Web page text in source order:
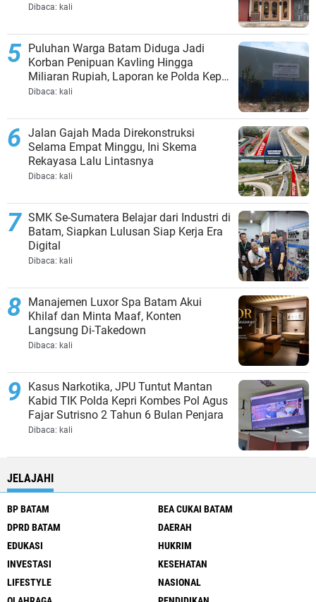
Dibaca: kali
Puluhan Warga Batam Diduga Jadi
Korban Penipuan Kavling Hingga
Miliaran Rupiah, Laporan ke Polda Kepri
Jalan di Tempat?
Dibaca: kali
Jalan Gajah Mada Direkonstruksi
Selama Empat Minggu, Ini Skema
Rekayasa Lalu Lintasnya
Dibaca: kali
SMK Se-Sumatera Belajar dari Industri di
Batam, Siapkan Lulusan Siap Kerja Era
Digital
Dibaca: kali
Manajemen Luxor Spa Batam Akui
Khilaf dan Minta Maaf, Konten
Langsung Di-Takedown
Dibaca: kali
Kasus Narkotika, JPU Tuntut Mantan
Kabid TIK Polda Kepri Kombes Pol Agus
Fajar Sutrisno 2 Tahun 6 Bulan Penjara
Dibaca: kali
JELAJAHI
BP BATAM
BEA CUKAI BATAM
DPRD BATAM
DAERAH
EDUKASI
HUKRIM
INVESTASI
KESEHATAN
LIFESTYLE
NASIONAL